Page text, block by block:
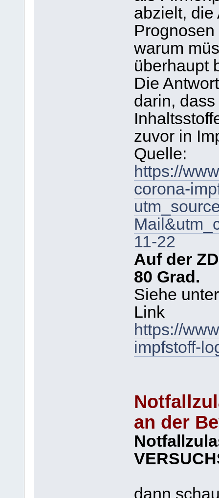
abzielt, die
warum
überhaupt
Die
darin,
zuvor in
Quelle:
https://
corona-
11-22
Auf der
80 Grad.
Siehe
Link
https://
impfstoff-
an der
dann